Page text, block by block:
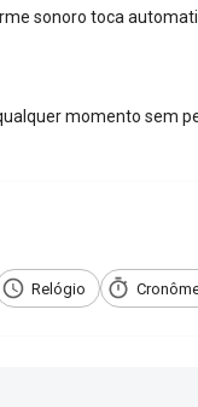
sonoro toca
momento sem
Relógio